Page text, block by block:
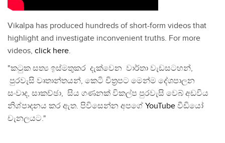
Vikalpa has produced hundreds of short-form videos that
highlight and investigate inconvenient truths. For more
videos, click here.
"කටුක සත්‍ය ඉස්මතුකර දැක්වෙන වාර්තා වැඩසටහන්,
පුරවැසි වෘතාන්තයන්, කෙටි චිත්‍රපට මෙන්ම දේශපාලන
සංවාද, සාකච්ඡා, සිය ගණනක් විකල්ප පුරවැසි වෙබ් අඩවිය
නිශ්පාදනය කර ඇත. පිවිසෙන්න අපගේ YouTube වීඩියෝ
චැනලයට."